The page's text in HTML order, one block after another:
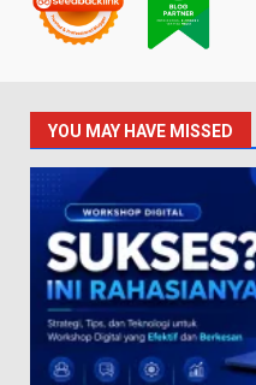
YOU MAY HAVE MISSED